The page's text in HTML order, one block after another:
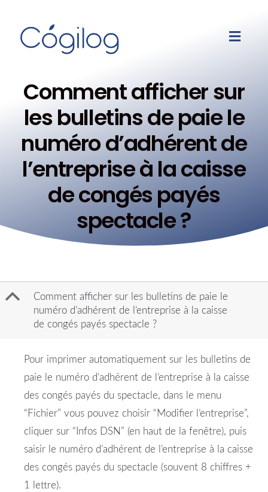
Comment afficher sur
les bulletins de paie le
numéro d’adhérent de
l’entreprise à la caisse
de congés payés
spectacle ?
B
Comment afficher sur les bulletins de paie le
numéro d’adhérent de l’entreprise à la caisse
de congés payés spectacle ?
Pour imprimer automatiquement sur les bulletins de
paie le numéro d’adhérent de l’entreprise à la caisse
des congés payés du spectacle, dans le menu
“Fichier” vous pouvez choisir “Modifier l’entreprise”,
cliquer sur “Infos DSN” (en haut de la fenêtre), puis
saisir le numéro d’adhérent de l’entreprise à la caisse
des congés payés du spectacle (souvent 8 chiffres +
1 lettre).